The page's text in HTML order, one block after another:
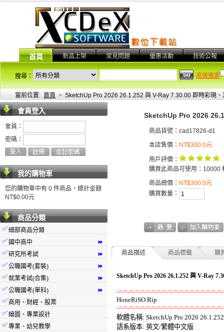
首頁 新品上架 常見問題 優惠活動 技術公報
搜尋： 高級搜索
當前位置: 首頁 > SketchUp Pro 2026 26.1.252 與 V-Ray 7.30.00 即時彩現
會員登入
會員：
密碼：
我的購物車
您的購物車中有 0 件商品，總計金額
NT$0.00元
商品分類
✅細部商品分類
⏩
✅ 國中高中
⏩
✅研究所考試
⏩
✅公職國考(套裝)
⏩
✅就業考試(合集)
⏩
✅公職國考(單科)
✅ 商用、財經、股票
✅繪圖、專業設計
✅專業、幼兒教學
SketchUp Pro 2026
商品貨號：cad17826-d1
本店售價： NT$300.0元
用戶評價：
購買此商品可使用：10000
商品總價： NT$300.0元
購買數量：
商品描述 商品標籤 購
SketchUp Pro 2026 26.1.252 與 V-Ray
-=-=-=-=-=-=-=-=-=-=-=-=-=-=-=-=-=-=-
-=-=-=-=-=-=-=-=-=-=-=-=-=-=-=-=-=-=-
軟體名稱: SketchUp Pro 2026
語系版本: 英文/繁體中文版